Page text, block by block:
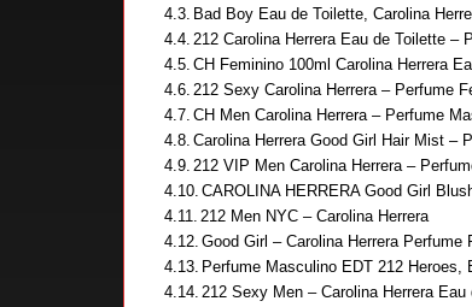
Bad Boy Eau de Toilette, Carolina
212 Carolina Herrera Eau de Toilette –
CH Feminino 100ml Carolina Herrera
212 Sexy Carolina Herrera – Perfume
CH Men Carolina Herrera – Perfume
Carolina Herrera Good Girl Hair Mist –
212 VIP Men Carolina Herrera –
CAROLINA HERRERA Good Girl
212 Men NYC – Carolina Herrera
Good Girl – Carolina Herrera Perfume
Perfume Masculino EDT 212 Heroes,
212 Sexy Men – Carolina Herrera Eau